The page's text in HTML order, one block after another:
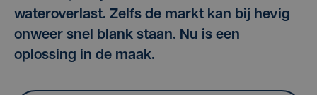
wateroverlast. Zelfs de markt kan bij hevig
onweer snel blank staan. Nu is een
oplossing in de maak.